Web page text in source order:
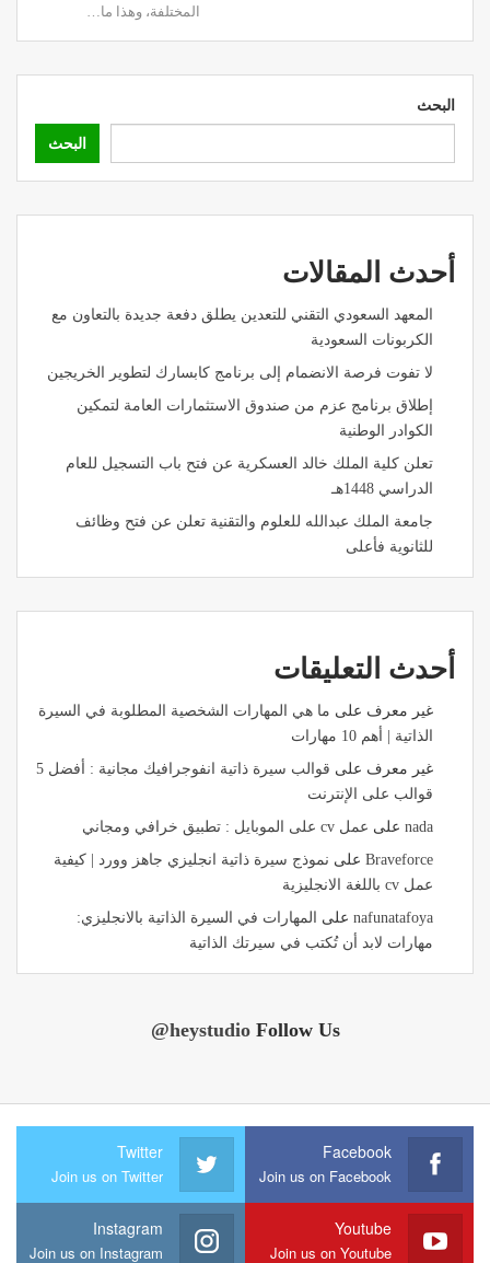
المختلفة، وهذا ما…
البحث
البحث
أحدث المقالات
المعهد السعودي التقني للتعدين يطلق دفعة جديدة بالتعاون مع
الكربونات السعودية
لا تفوت فرصة الانضمام إلى برنامج كابسارك لتطوير الخريجين
إطلاق برنامج عزم من صندوق الاستثمارات العامة لتمكين
الكوادر الوطنية
تعلن كلية الملك خالد العسكرية عن فتح باب التسجيل للعام
الدراسي 1448هـ
جامعة الملك عبدالله للعلوم والتقنية تعلن عن فتح وظائف
للثانوية فأعلى
أحدث التعليقات
غير معرف على ما هي المهارات الشخصية المطلوبة في السيرة
الذاتية | أهم 10 مهارات
غير معرف على
قوالب سيرة ذاتية انفوجرافيك مجانية : أفضل 5
قوالب على الإنترنت
nada على عمل cv على الموبايل : تطبيق خرافي ومجاني
Braveforce على نموذج سيرة ذاتية انجليزي جاهز وورد | كيفية
عمل cv باللغة الانجليزية
nafunatafoya على
المهارات في السيرة الذاتية بالانجليزي:
مهارات لابد أن تُكتب في سيرتك الذاتية
Follow Us
@heystudio
Facebook
Join us on Facebook
Twitter
Join us on Twitter
Youtube
Join us on Youtube
Instagram
Join us on Instagram